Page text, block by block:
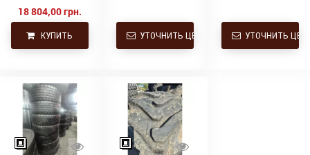
Украине
18 804,00 грн.
КУПИТЬ УТОЧНИТЬ ЦЕНУ УТОЧНИТЬ